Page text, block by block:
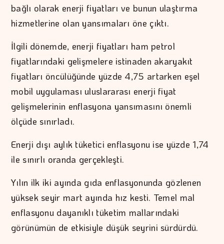
bağlı olarak enerji fiyatları ve bunun ulaştırma
hizmetlerine olan yansımaları öne çıktı.
İlgili dönemde, enerji fiyatları ham petrol
fiyatlarındaki gelişmelere istinaden akaryakıt
fiyatları öncülüğünde yüzde 4,75 artarken eşel
mobil uygulaması uluslararası enerji fiyat
gelişmelerinin enflasyona yansımasını önemli
ölçüde sınırladı.
Enerji dışı aylık tüketici enflasyonu ise yüzde 1,74
ile sınırlı oranda gerçekleşti.
Yılın ilk iki ayında gıda enflasyonunda gözlenen
yüksek seyir mart ayında hız kesti. Temel mal
enflasyonu dayanıklı tüketim mallarındaki
görünümün de etkisiyle düşük seyrini sürdürdü.